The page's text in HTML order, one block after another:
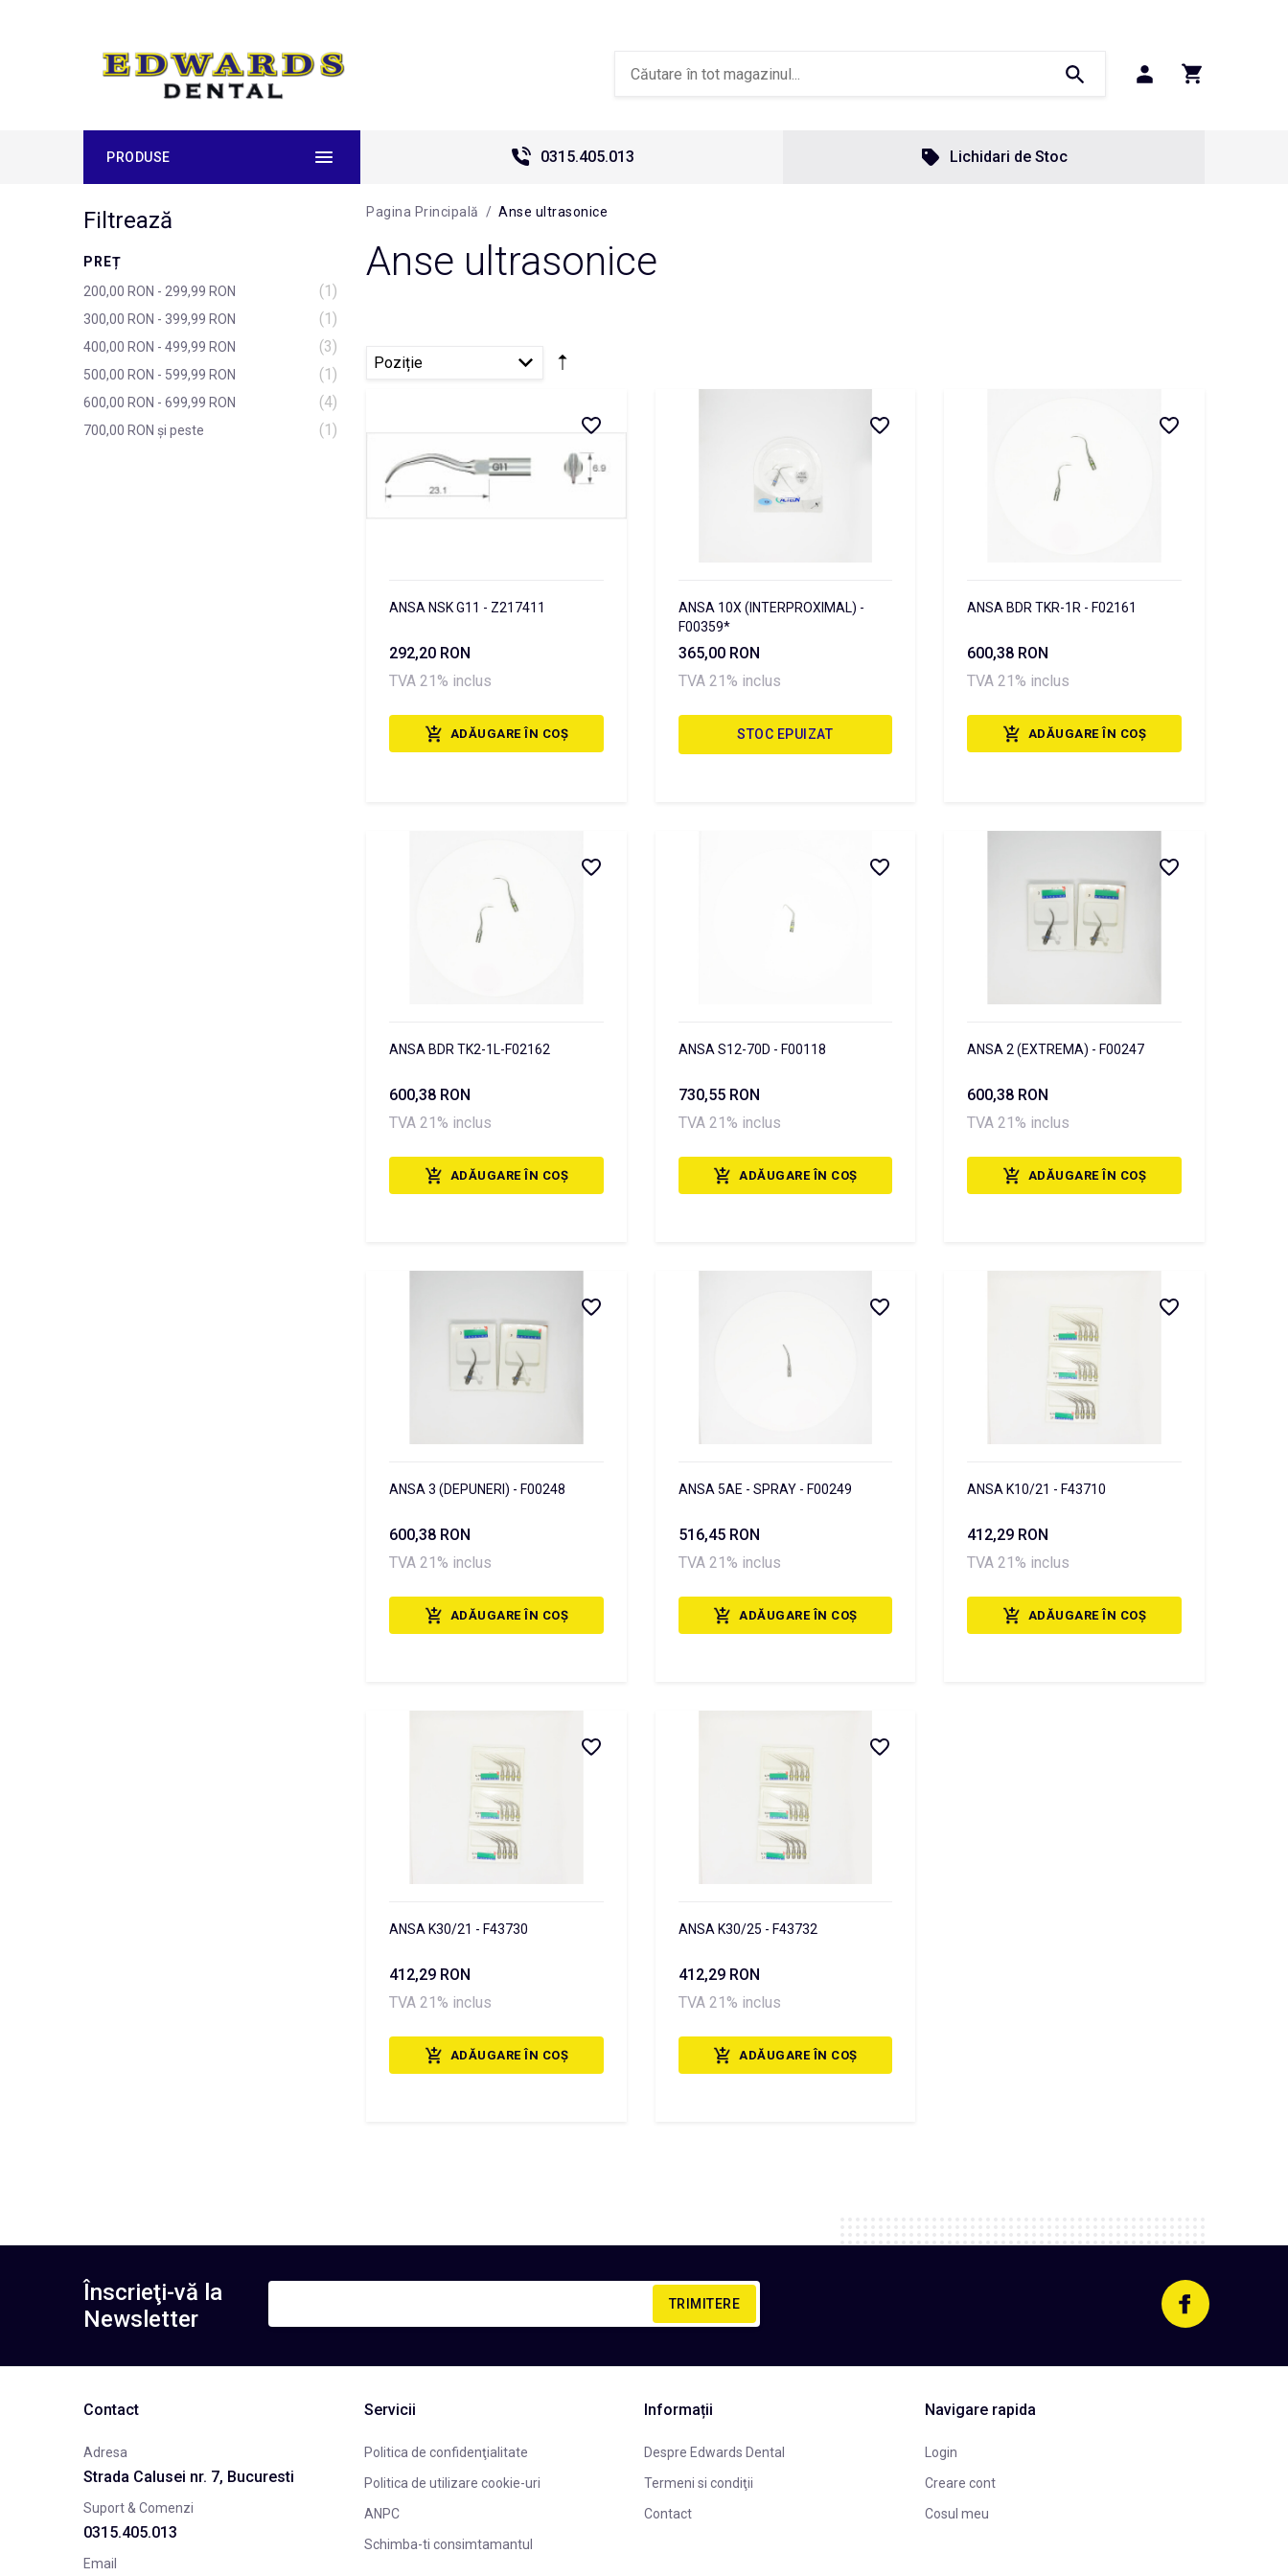
PRODUSE 0315.405.013 Lichidari de Stoc
Filtrează
PREȚ
200,00 RON - 299,99 RON (1)
300,00 RON - 399,99 RON (1)
400,00 RON - 499,99 RON (3)
500,00 RON - 599,99 RON (1)
600,00 RON - 699,99 RON (4)
700,00 RON și peste (1)
Pagina Principală / Anse ultrasonice
Anse ultrasonice
ANSA NSK G11 - Z217411
292,20 RON
TVA 21% inclus
ADĂUGARE ÎN COȘ
ANSA 10X (INTERPROXIMAL) -
F00359*
365,00 RON
TVA 21% inclus
STOC EPUIZAT
ANSA BDR TKR-1R - F02161
600,38 RON
TVA 21% inclus
ADĂUGARE ÎN COȘ
ANSA BDR TK2-1L-F02162
600,38 RON
TVA 21% inclus
ADĂUGARE ÎN COȘ
ANSA S12-70D - F00118
730,55 RON
TVA 21% inclus
ADĂUGARE ÎN COȘ
ANSA 2 (EXTREMA) - F00247
600,38 RON
TVA 21% inclus
ADĂUGARE ÎN COȘ
ANSA 3 (DEPUNERI) - F00248
600,38 RON
TVA 21% inclus
ADĂUGARE ÎN COȘ
ANSA 5AE - SPRAY - F00249
516,45 RON
TVA 21% inclus
ADĂUGARE ÎN COȘ
ANSA K10/21 - F43710
412,29 RON
TVA 21% inclus
ADĂUGARE ÎN COȘ
ANSA K30/21 - F43730
412,29 RON
TVA 21% inclus
ADĂUGARE ÎN COȘ
ANSA K30/25 - F43732
412,29 RON
TVA 21% inclus
ADĂUGARE ÎN COȘ
Înscrieţi-vă la
Newsletter
TRIMITERE
Contact
Adresa
Strada Calusei nr. 7, Bucuresti
Suport & Comenzi
0315.405.013
Email
Servicii
Politica de confidenţialitate
Politica de utilizare cookie-uri
ANPC
Schimba-ti consimtamantul
Informații
Despre Edwards Dental
Termeni si condiţii
Contact
Navigare rapida
Login
Creare cont
Cosul meu